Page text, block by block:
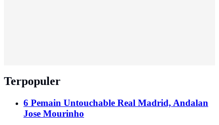
Terpopuler
6 Pemain Untouchable Real Madrid, Andalan
Jose Mourinho